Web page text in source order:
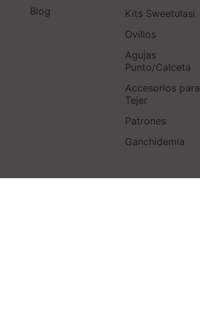
Blog
Kits Sweetulasi
Ovillos
Agujas
Punto/Calceta
Accesorios para
Tejer
Patrones
Ganchidemia